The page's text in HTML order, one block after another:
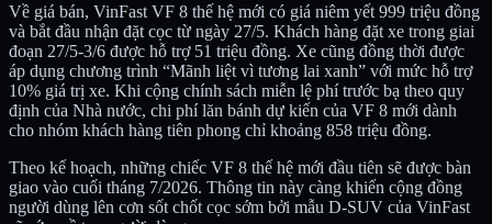
Về giá bán, VinFast VF 8 thế hệ mới có giá niêm yết 999 triệu đồng
và bắt đầu nhận đặt cọc từ ngày 27/5. Khách hàng đặt xe trong giai
đoạn 27/5-3/6 được hỗ trợ 51 triệu đồng. Xe cũng đồng thời được
áp dụng chương trình “Mãnh liệt vì tương lai xanh” với mức hỗ trợ
10% giá trị xe. Khi cộng chính sách miễn lệ phí trước bạ theo quy
định của Nhà nước, chi phí lăn bánh dự kiến của VF 8 mới dành
cho nhóm khách hàng tiên phong chỉ khoảng 858 triệu đồng.
Theo kế hoạch, những chiếc VF 8 thế hệ mới đầu tiên sẽ được bàn
giao vào cuối tháng 7/2026. Thông tin này càng khiến cộng đồng
người dùng lên cơn sốt chốt cọc sớm bởi mẫu D-SUV của VinFast